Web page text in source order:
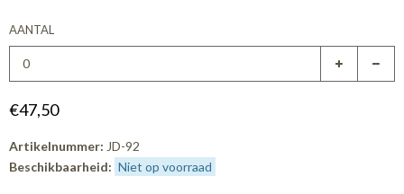
AANTAL
€47,50
Artikelnummer: JD-92
Beschikbaarheid: Niet op voorraad